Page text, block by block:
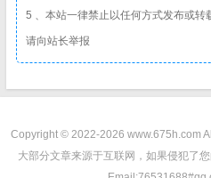
5 、本站一律禁止以任何方式发布或
请向站长举报
Copyright © 2022-2026 www.675h.com
大部分文章来源于互联网，如果侵犯了